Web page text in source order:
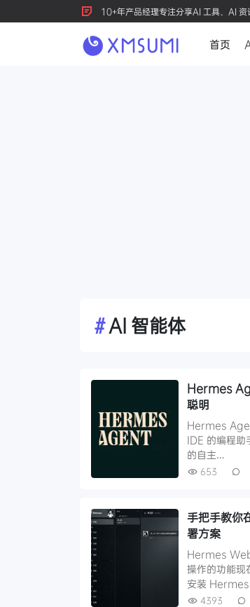
10+年产品经理专注分享AI 工具、AI
首页
#AI 智能体
Hermes
聪明
Hermes
IDE 的编程
的自主…
653
手把手教你
署方案
Hermes
操作的功能现
安装 Hermes
4393